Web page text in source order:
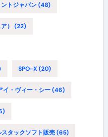
トジャパン(48)
） (22)
SPO-X(20)
イ・ヴィー・シー(46)
スタックソフト販売(65)